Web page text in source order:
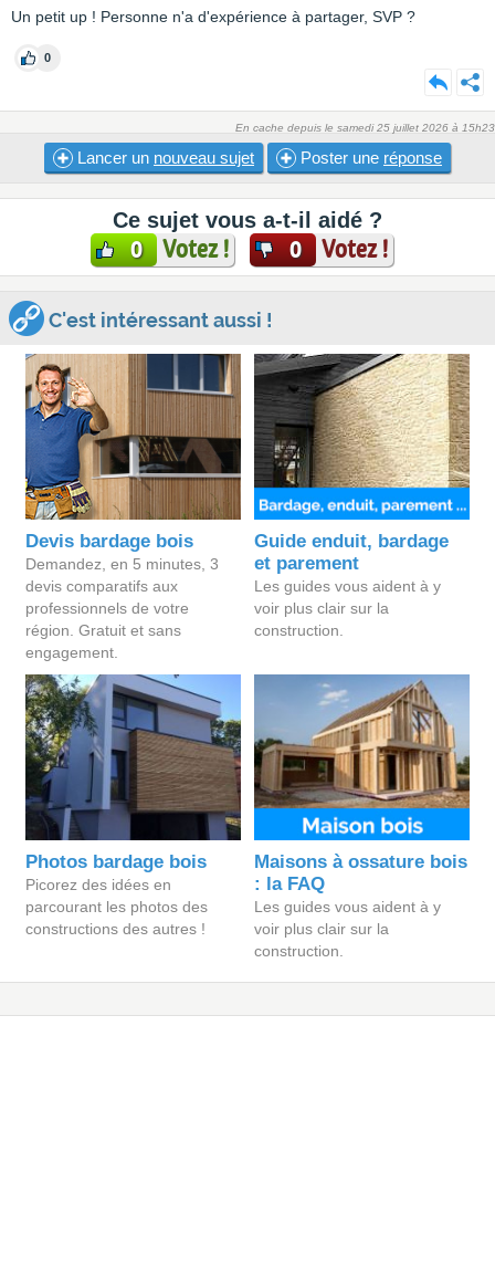
Un petit up ! Personne n'a d'expérience à partager, SVP ?
0
En cache depuis le samedi 25 juillet 2026 à 15h23
Lancer un nouveau sujet Poster une réponse
Ce sujet vous a-t-il aidé ?
0 Votez ! 0 Votez !
C'est intéressant aussi !
Devis bardage bois
Demandez, en 5 minutes, 3
devis comparatifs aux
professionnels de votre
région. Gratuit et sans
engagement.
Guide enduit, bardage
et parement
Les guides vous aident à y
voir plus clair sur la
construction.
Photos bardage bois
Picorez des idées en
parcourant les photos des
constructions des autres !
Maisons à ossature bois
: la FAQ
Les guides vous aident à y
voir plus clair sur la
construction.